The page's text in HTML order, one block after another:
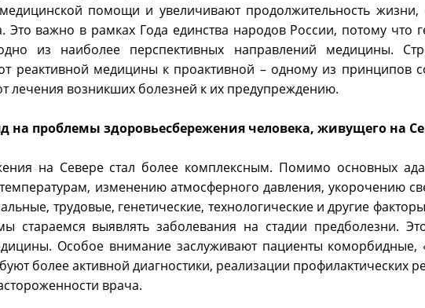
помощи и увеличивают продолжительность жизни,
важно в рамках Года единства народов России, потому что
из наиболее перспективных направлений медицины.
от реактивной медицины к проактивной – одному из принципов
лечения возникших болезней к их предупреждению.
на проблемы здоровьесбережения человека, живущего на
на Севере стал более комплексным. Помимо основных
изменению атмосферного давления, укорочению
трудовые, генетические, технологические и другие
стараемся выявлять заболевания на стадии предболезни.
Особое внимание заслуживают пациенты коморбидные,
более активной диагностики, реализации профилактических
врача.